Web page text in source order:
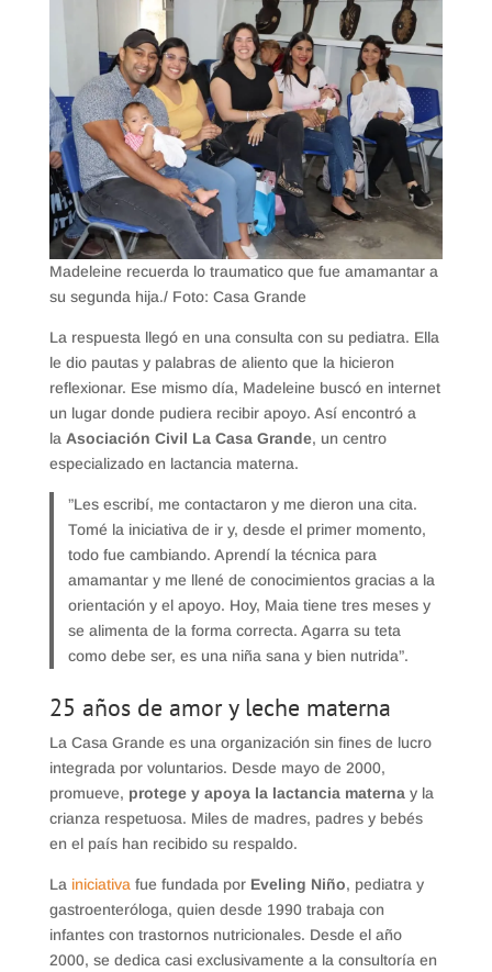
Madeleine recuerda lo traumatico que fue amamantar a
su segunda hija./ Foto: Casa Grande
La respuesta llegó en una consulta con su pediatra. Ella
le dio pautas y palabras de aliento que la hicieron
reflexionar. Ese mismo día, Madeleine buscó en internet
un lugar donde pudiera recibir apoyo. Así encontró a
la Asociación Civil La Casa Grande, un centro
especializado en lactancia materna.
​”Les escribí, me contactaron y me dieron una cita.
Tomé la iniciativa de ir y, desde el primer momento,
todo fue cambiando. Aprendí la técnica para
amamantar y me llené de conocimientos gracias a la
orientación y el apoyo. Hoy, Maia tiene tres meses y
se alimenta de la forma correcta. Agarra su teta
como debe ser, es una niña sana y bien nutrida”.
​25 años de amor y leche materna
La Casa Grande es una organización sin fines de lucro
integrada por voluntarios. Desde mayo de 2000,
promueve, protege y apoya la lactancia maternay la
crianza respetuosa. Miles de madres, padres y bebés
en el país han recibido su respaldo.
​La iniciativafue fundada por Eveling Niño, pediatra y
gastroenteróloga, quien desde 1990 trabaja con
infantes con trastornos nutricionales. Desde el año
2000, se dedica casi exclusivamente a la consultoría en